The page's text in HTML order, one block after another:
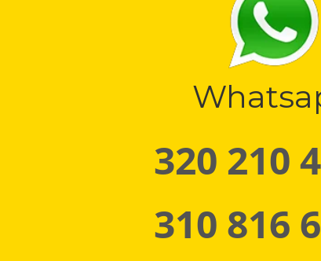
320 210
310 816